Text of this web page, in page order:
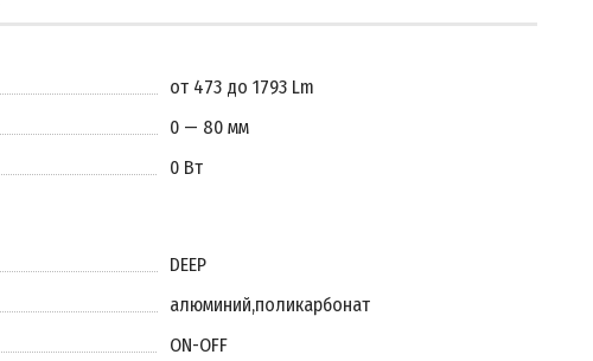
от 473 до 1793 Lm
0 — 80 мм
0 Вт
DEEP
алюминий,поликарбонат
ON-OFF